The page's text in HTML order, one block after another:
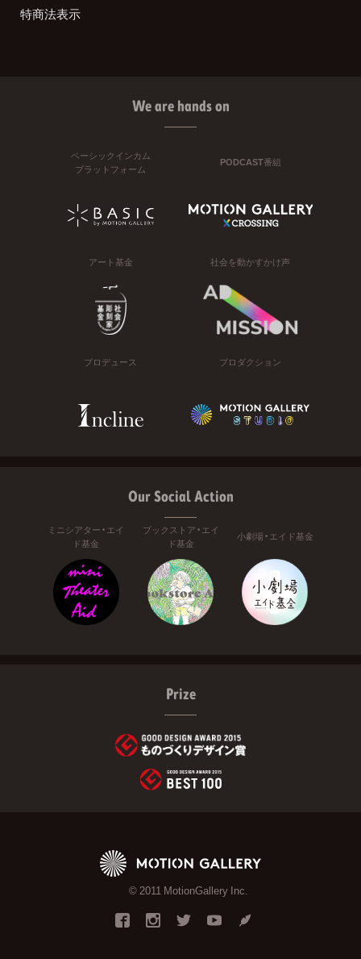
特商法表示
We are hands on
ベーシックインカム
プラットフォーム
PODCAST番組
アート基金 社会を動かすかけ声
プロデュース プロダクション
Our Social Action
ミニシアター・エイ
ド基金
ブックストア・エイ
ド基金
小劇場・エイド基金
Prize
© 2011 MotionGallery Inc.